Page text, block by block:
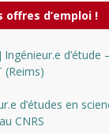
offres d’emploi !
d’étude
(Reims)
d’études en
CNRS